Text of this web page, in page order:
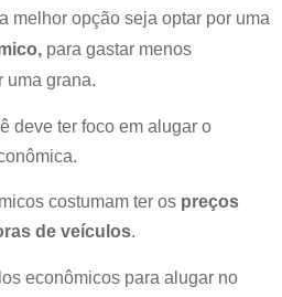
melhor opção seja optar por uma
para gastar menos
uma grana.
deve ter foco em alugar o
costumam ter os preços
de veículos.
econômicos para alugar no